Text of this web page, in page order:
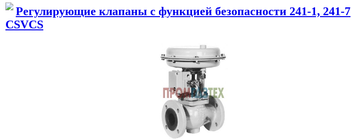
Регулирующие клапаны с функцией безопасности 241-1, 241-7
CSVCS